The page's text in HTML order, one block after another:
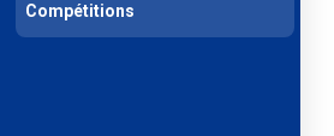
Compétitions